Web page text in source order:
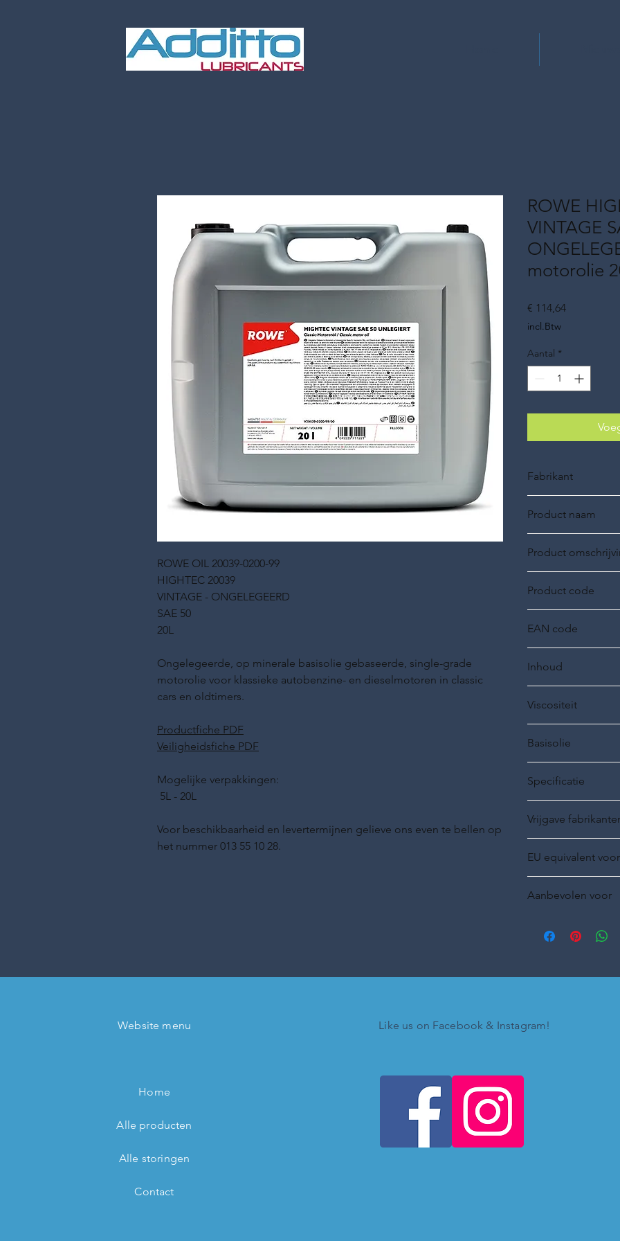
ROWE OIL 20039-0200-99
HIGHTEC 20039
VINTAGE - ONGELEGEERD
SAE 50
20L
Ongelegeerde, op minerale basisolie gebaseerde, single-grade
motorolie voor klassieke autobenzine- en dieselmotoren in classic
cars en oldtimers.
Productfiche PDF
Veiligheidsfiche PDF
Mogelijke verpakkingen:
5L - 20L
Voor beschikbaarheid en levertermijnen gelieve ons even te bellen op
het nummer 013 55 10 28.
ROWE
VINTAGE
motorolie
€ 114,64Prijs
incl.Btw
Aantal *
Fabrikant
Product naam
Product
Product code
EAN code
Inhoud
Viscositeit
Basisolie
Specificatie
Vrijgave
EU equivalent voor
Aanbevolen voor
Website menu
Home
Alle producten
Alle storingen
Contact
Like us on Facebook & Instagram!